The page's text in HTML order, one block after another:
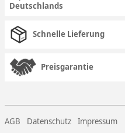
Deutschlands
Schnelle Lieferung
Preisgarantie
AGB Datenschutz Impressum